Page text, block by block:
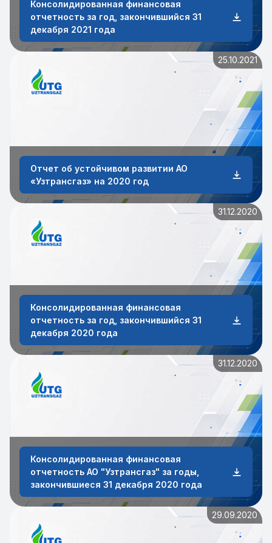
Консолидированная финансовая
отчетность за год, закончившийся 31
декабря 2021 года
25.10.2021
Отчет об устойчивом развитии АО
«Узтрансгаз» на 2020 год
31.12.2020
Консолидированная финансовая
отчетность за год, закончившийся 31
декабря 2020 года
31.12.2020
Консолидированная финансовая
отчетность АО "Узтрансгаз" за годы,
закончившиеся 31 декабря 2020 года
29.09.2020